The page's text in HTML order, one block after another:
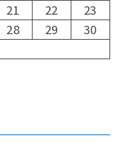
21 22
23
28 29
30